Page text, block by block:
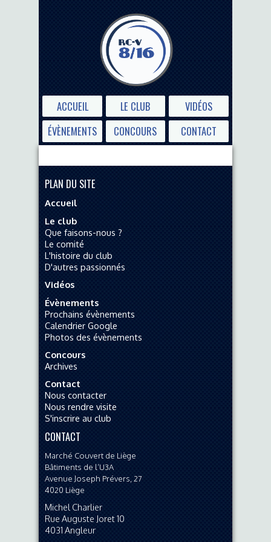
ACCUEIL LE CLUB
VIDÉOS
ÉVÈNEMENTS
CONCOURS CONTACT
PLAN DU SITE
Accueil
Le club
Que faisons-nous ?
Le comité
L'histoire du club
D'autres passionnés
Vidéos
Évènements
Prochains évènements
Calendrier Google
Photos des évènements
Concours
Archives
Contact
Nous contacter
Nous rendre visite
S'inscrire au club
CONTACT
Marché Couvert de Liège
Bâtiments de l’U3A
Avenue Joseph Prévers, 27
4020 Liège
Michel Charlier
Rue Auguste Joret 10
4031 Angleur